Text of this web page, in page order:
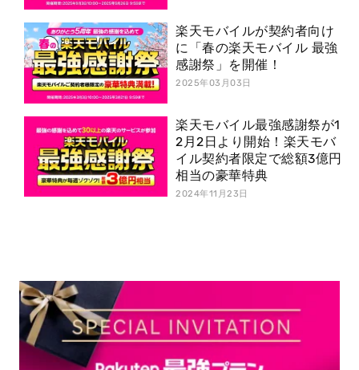
楽天モバイルが契約者向け
に「春の楽天モバイル 最強
感謝祭」を開催！
2025年03月03日
楽天モバイル最強感謝祭が1
2月2日より開始！楽天モバ
イル契約者限定で総額3億円
相当の豪華特典
2024年11月23日